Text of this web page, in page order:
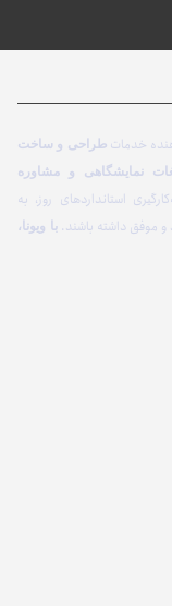
خدمات طراحی و ساخت
نمایشگاهی و مشاوره
استانداردهای روز، به
موفق داشته باشند. با ویونا،